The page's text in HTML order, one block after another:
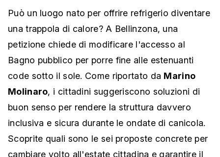
Può un luogo nato per offrire refrigerio diventare
una trappola di calore? A Bellinzona, una
petizione chiede di modificare l'accesso al
Bagno pubblico per porre fine alle estenuanti
code sotto il sole. Come riportato da Marino
Molinaro, i cittadini suggeriscono soluzioni di
buon senso per rendere la struttura davvero
inclusiva e sicura durante le ondate di canicola.
Scoprite quali sono le sei proposte concrete per
cambiare volto all'estate cittadina e garantire il